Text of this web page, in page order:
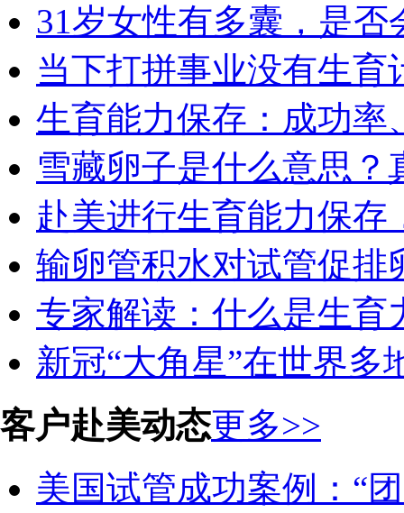
31岁女性有多囊，是
当下打拼事业没有生育
生育能力保存：成功率
雪藏卵子是什么意思
赴美进行生育能力保存
输卵管积水对试管促排
专家解读：什么是生育
新冠“大角星”在世界多
客户赴美动态更多>>
美国试管成功案例：“